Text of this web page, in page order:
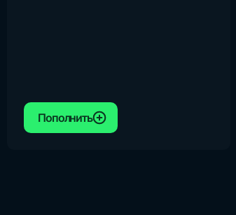
Пополнить